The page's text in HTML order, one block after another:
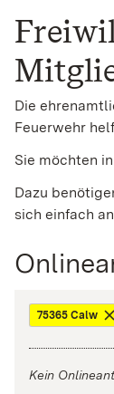
Die
Feuerwehr
Sie möchten
Dazu
sich einfach
75365 Calw
Kein